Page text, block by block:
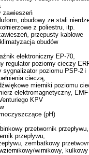
zawieszeń
obudowy ze stali
z poliestru, itp.
przepusty kablowe
obudów
elektroniczny EP-70,
regulator poziomy cieczy
sygnalizator poziomu PSP-2 i
cieczą,
mierniki poziomu
elektromagnetyczny,
KPV
(pH)
przetwornik przepływu,
przepływu,
zembatkowy
wirnikowy,